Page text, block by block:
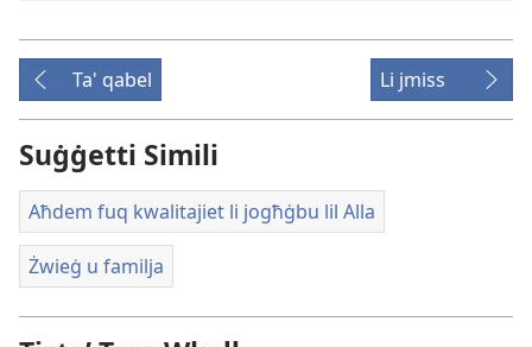
Ta' qabel Li jmiss
Suġġetti Simili
Aħdem fuq kwalitajiet li jogħġbu lil Alla
Żwieġ u familja